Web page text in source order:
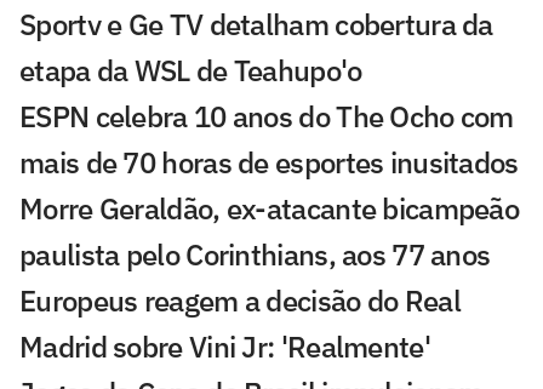
Sportv e Ge TV detalham cobertura da
etapa da WSL de Teahupo'o
ESPN celebra 10 anos do The Ocho com
mais de 70 horas de esportes inusitados
Morre Geraldão, ex-atacante bicampeão
paulista pelo Corinthians, aos 77 anos
Europeus reagem a decisão do Real
Madrid sobre Vini Jr: 'Realmente'